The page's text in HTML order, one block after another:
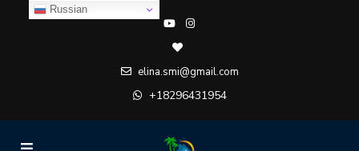
elina.smi@gmail.com
+18296431954
Russian